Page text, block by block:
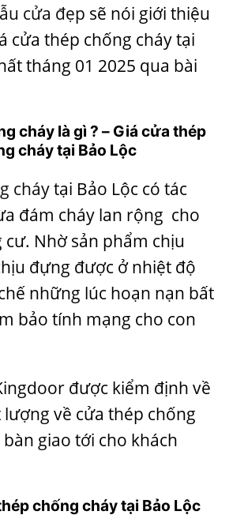
cửa đẹp sẽ nói giới thiệu
cửa thép chống cháy tại
tháng 01 2025 qua bài
cháy là gì ? – Giá cửa thép
cháy tại Bảo Lộc
cháytại Bảo Lộc có tác
đám cháy lan rộng cho
Nhờ sản phẩm chịu
đựng được ở nhiệt độ
những lúc hoạn nạn bất
bảo tính mạng cho con
được kiểm định về
về cửa thép chống
giao tới cho khách
chống cháy tại Bảo Lộc